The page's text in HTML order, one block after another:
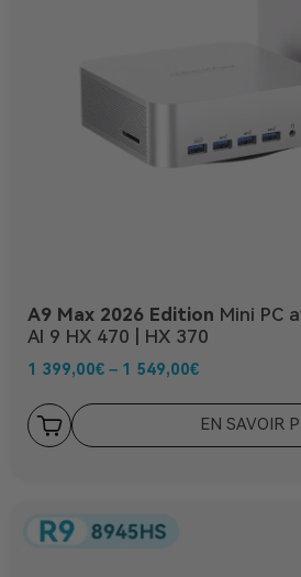
A9 Max 2026 Edition Mini PC
AI 9 HX 470 | HX 370
1 399,00€ – 1 549,00€
EN SAVOIR